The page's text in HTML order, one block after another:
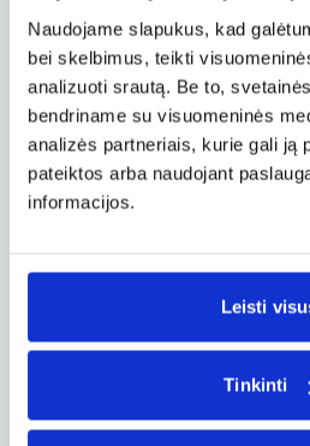
Naudojame slapukus, kad
bei skelbimus, teikti
analizuoti srautą. Be to,
bendriname su visuomeninės
analizės partneriais, kurie gali ją
pateiktos arba naudojant
informacijos.
Leisti
Tinkinti
Grotažymės
#Turkija
Aktualu
dar
16
11